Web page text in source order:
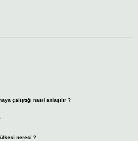
çalıştığı nasıl anlaşılır ?
ülkesi neresi ?